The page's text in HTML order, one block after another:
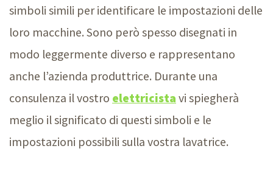
simboli simili per identificare le impostazioni delle
loro macchine. Sono però spesso disegnati in
modo leggermente diverso e rappresentano
anche l’azienda produttrice. Durante una
consulenza il vostro elettricista vi spiegherà
meglio il significato di questi simboli e le
impostazioni possibili sulla vostra lavatrice.